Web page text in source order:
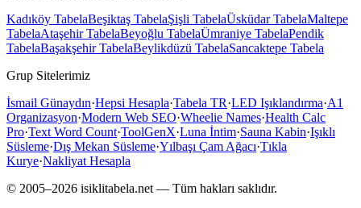
Kadıköy TabelaBeşiktaş TabelaŞişli TabelaÜsküdarTabelaMaltepe
TabelaAtaşehirTabelaBeyoğlu TabelaÜmraniye TabelaPendik
TabelaBaşakşehirTabelaBeylikdüzü TabelaSancaktepe Tabela
Grup Sitelerimiz
İsmail Günaydın·Hepsi Hesapla·Tabela TR·LED Işıklandırma·A1
Organizasyon·Modern Web SEO·Wheelie Names·Health Calc
Pro·Text Word Count·ToolGenX·Luna İntim·Sauna Kabin·Işıklı
Süsleme·Dış Mekan Süsleme·Yılbaşı Çam Ağacı·Tıkla
Kurye·Nakliyat Hesapla
© 2005–2026 isiklitabela.net — Tüm hakları saklıdır.